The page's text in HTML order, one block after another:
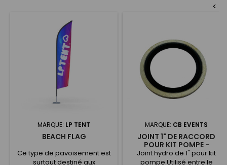
<
MARQUE: LP TENT
BEACH FLAG
Ce type de pavoisement est
surtout destiné aux
MARQUE: CB EVENTS
JOINT 1" DE RACCORD
POUR KIT POMPE -
REFUELING
Joint hydro de 1" pour kit
pompe.Utilisé entre le